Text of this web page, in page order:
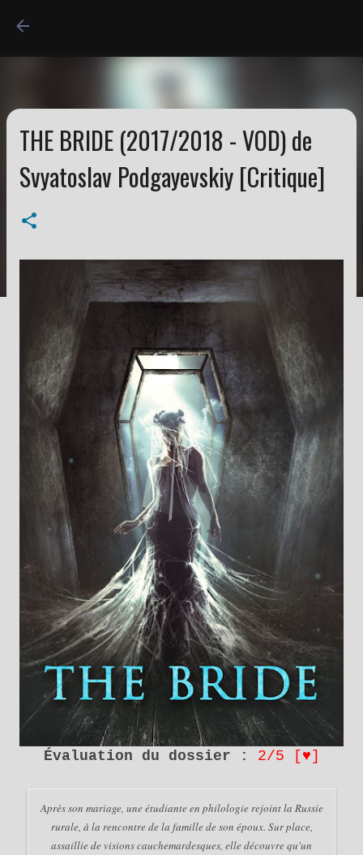
THE BRIDE (2017/2018 - VOD) de
Svyatoslav Podgayevskiy [Critique]
Évaluation du dossier : 2/5 [♥]
Après son mariage, une étudiante en philologie rejoint la Russie
rurale, à la rencontre de la famille de son époux. Sur place,
assaillie de visions cauchemardesques, elle découvre qu'un